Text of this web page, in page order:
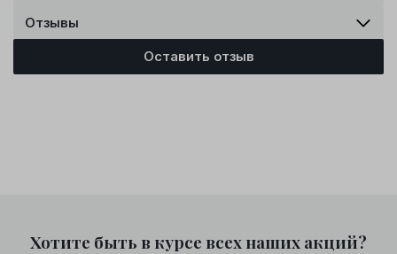
Отзывы
Оставить отзыв
Хотите быть в курсе всех наших акций?